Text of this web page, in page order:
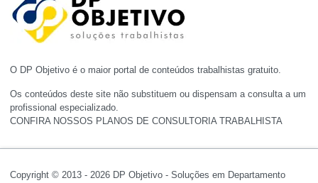
O DP Objetivo é o maior portal de conteúdos trabalhistas gratuito.
Os conteúdos deste site não substituem ou dispensam a consulta a um
profissional especializado.
CONFIRA NOSSOS PLANOS DE CONSULTORIA TRABALHISTA
Copyright © 2013 - 2026 DP Objetivo - Soluções em Departamento